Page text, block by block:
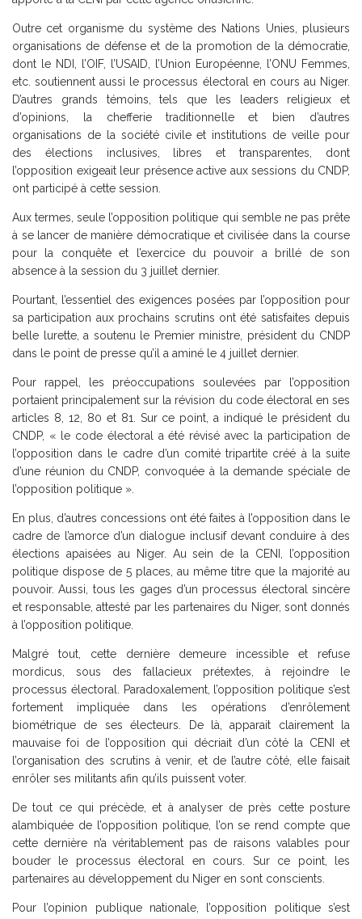
Outre cet organisme du système des Nations Unies, plusieurs
organisations de défense et de la promotion de la démocratie,
dont le NDI, l’OIF, l’USAID, l’Union Européenne, l’ONU Femmes,
etc. soutiennent aussi le processus électoral en cours au Niger.
D’autres grands témoins, tels que les leaders religieux et
d’opinions, la chefferie traditionnelle et bien d’autres
organisations de la société civile et institutions de veille pour
des élections inclusives, libres et transparentes, dont
l’opposition exigeait leur présence active aux sessions du CNDP,
ont participé à cette session.
Aux termes, seule l’opposition politique qui semble ne pas prête
à se lancer de manière démocratique et civilisée dans la course
pour la conquête et l’exercice du pouvoir a brillé de son
absence à la session du 3 juillet dernier.
Pourtant, l’essentiel des exigences posées par l’opposition pour
sa participation aux prochains scrutins ont été satisfaites depuis
belle lurette, a soutenu le Premier ministre, président du CNDP
dans le point de presse qu’il a aminé le 4 juillet dernier.
Pour rappel, les préoccupations soulevées par l’opposition
portaient principalement sur la révision du code électoral en ses
articles 8, 12, 80 et 81. Sur ce point, a indiqué le président du
CNDP, « le code électoral a été révisé avec la participation de
l’opposition dans le cadre d’un comité tripartite créé à la suite
d’une réunion du CNDP, convoquée à la demande spéciale de
l’opposition politique ».
En plus, d’autres concessions ont été faites à l’opposition dans le
cadre de l’amorce d’un dialogue inclusif devant conduire à des
élections apaisées au Niger. Au sein de la CENI, l’opposition
politique dispose de 5 places, au même titre que la majorité au
pouvoir. Aussi, tous les gages d’un processus électoral sincère
et responsable, attesté par les partenaires du Niger, sont donnés
à l’opposition politique.
Malgré tout, cette dernière demeure incessible et refuse
mordicus, sous des fallacieux prétextes, à rejoindre le
processus électoral. Paradoxalement, l’opposition politique s’est
fortement impliquée dans les opérations d’enrôlement
biométrique de ses électeurs. De là, apparait clairement la
mauvaise foi de l’opposition qui décriait d’un côté la CENI et
l’organisation des scrutins à venir, et de l’autre côté, elle faisait
enrôler ses militants afin qu’ils puissent voter.
De tout ce qui précède, et à analyser de près cette posture
alambiquée de l’opposition politique, l’on se rend compte que
cette dernière n’a véritablement pas de raisons valables pour
bouder le processus électoral en cours. Sur ce point, les
partenaires au développement du Niger en sont conscients.
Pour l’opinion publique nationale, l’opposition politique s’est